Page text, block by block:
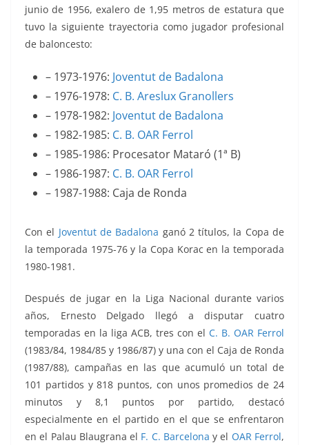
junio de 1956, exalero de 1,95 metros de estatura que
tuvo la siguiente trayectoria como jugador profesional
de baloncesto:
– 1973-1976: Joventut de Badalona
– 1976-1978: C. B. Areslux Granollers
– 1978-1982: Joventut de Badalona
– 1982-1985: C. B. OAR Ferrol
– 1985-1986: Procesator Mataró (1ª B)
– 1986-1987: C. B. OAR Ferrol
– 1987-1988: Caja de Ronda
Con el Joventut de Badalona ganó 2 títulos, la Copa de
la temporada 1975-76 y la Copa Korac en la temporada
1980-1981.
Después de jugar en la Liga Nacional durante varios
años, Ernesto Delgado llegó a disputar cuatro
temporadas en la liga ACB, tres con el C. B. OAR Ferrol
(1983/84, 1984/85 y 1986/87) y una con el Caja de Ronda
(1987/88), campañas en las que acumuló un total de
101 partidos y 818 puntos, con unos promedios de 24
minutos y 8,1 puntos por partido, destacó
especialmente en el partido en el que se enfrentaron
en el Palau Blaugrana el F. C. Barcelona y el OAR Ferrol,